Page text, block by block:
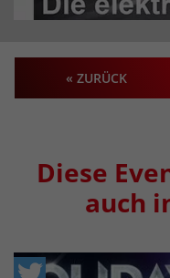
« ZURÜCK
Diese
auch